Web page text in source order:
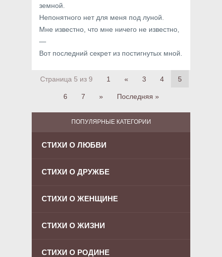
земной.
Непонятного нет для меня под луной.
Мне известно, что мне ничего не известно,
—
Вот последний секрет из постигнутых мной.
Страница 5 из 9 1 « 3 4 5
6 7 » Последняя »
ПОПУЛЯРНЫЕ КАТЕГОРИИ
СТИХИ О ЛЮБВИ
СТИХИ О ДРУЖБЕ
СТИХИ О ЖЕНЩИНЕ
СТИХИ О ЖИЗНИ
СТИХИ О РОДИНЕ